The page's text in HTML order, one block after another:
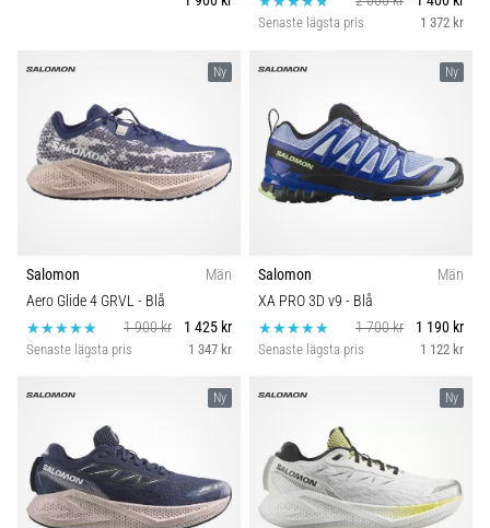
Senaste lägsta pris 1 372 kr
Ny
Salomon
Män
Aero Glide 4 GRVL - Blå
1 900 kr
1 425 kr
Senaste lägsta pris 1 347 kr
Ny
Salomon
Män
XA PRO 3D v9 - Blå
1 700 kr
1 190 kr
Senaste lägsta pris 1 122 kr
Ny Ny